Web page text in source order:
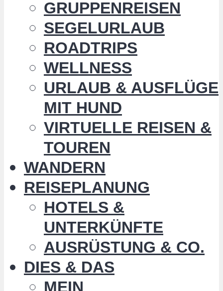
GRUPPENREISEN
SEGELURLAUB
ROADTRIPS
WELLNESS
URLAUB & AUSFLÜGE
MIT HUND
VIRTUELLE REISEN &
TOUREN
WANDERN
REISEPLANUNG
HOTELS &
UNTERKÜNFTE
AUSRÜSTUNG & CO.
DIES & DAS
MEIN